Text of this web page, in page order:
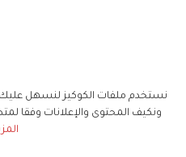
نستخدم ملفات الكوكيز لنسهل عليك
ونكيف المحتوى والإعلانات وفقا